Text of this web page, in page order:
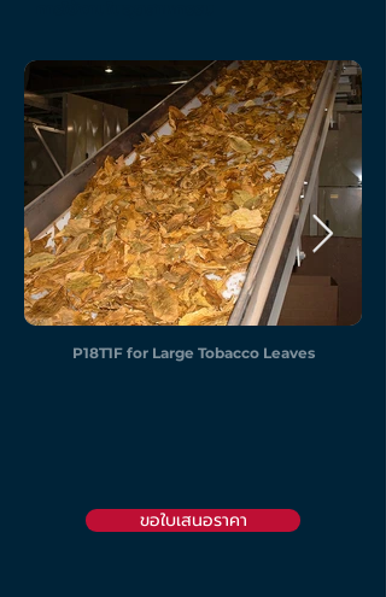
P18T1F for Large Tobacco Leaves
ขอใบเสนอราคา